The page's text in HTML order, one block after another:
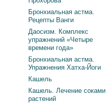
Бронхиальная астма.
Рецепты Ванги
Даосизм. Комплекс
упражнений «Четыре
времени года»
Бронхиальная астма.
Упражнения Хатха-Йоги
Кашель
Кашель. Лечение соками
растений